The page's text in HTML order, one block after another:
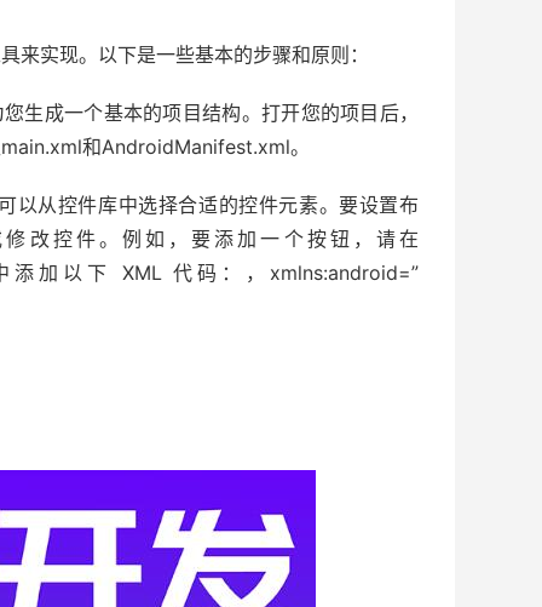
实现。以下是一些基本的步骤和原则：
生成一个基本的项目结构。打开您的项目后，
和AndroidManifest.xml。
以从控件库中选择合适的控件元素。要设置布
改控件。例如，要添加一个按钮，请在
加以下 XML 代码：，xmlns:android=”